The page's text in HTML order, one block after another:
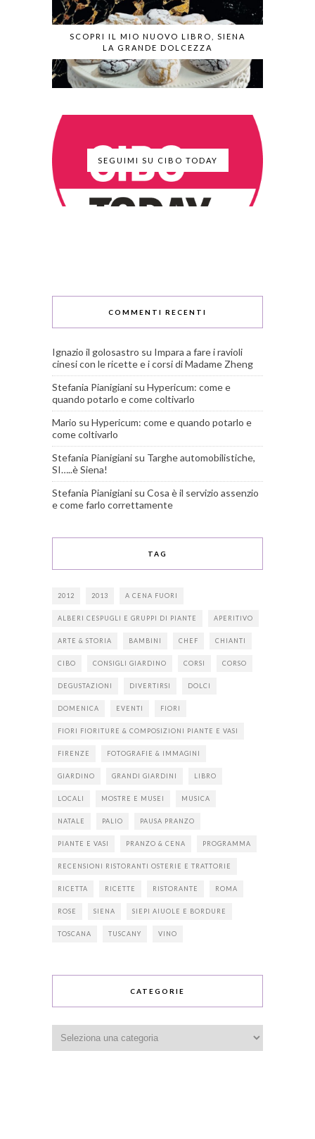
SCOPRI IL MIO NUOVO LIBRO, SIENA
LA GRANDE DOLCEZZA
SEGUIMI SU CIBO TODAY
COMMENTI RECENTI
Ignazio il golosastro su Impara a fare i ravioli
cinesi con le ricette e i corsi di Madame Zheng
Stefania Pianigiani su Hypericum: come e
quando potarlo e come coltivarlo
Mario su Hypericum: come e quando potarlo e
come coltivarlo
Stefania Pianigiani su Targhe automobilistiche,
SI…..è Siena!
Stefania Pianigiani su Cosa è il servizio assenzio
e come farlo correttamente
TAG
2012 2013 A CENA FUORI
ALBERI CESPUGLI E GRUPPI DI PIANTE APERITIVO
ARTE & STORIA BAMBINI CHEF CHIANTI
CIBO CONSIGLI GIARDINO CORSI CORSO
DEGUSTAZIONI DIVERTIRSI DOLCI
DOMENICA EVENTI FIORI
FIORI FIORITURE & COMPOSIZIONI PIANTE E VASI
FIRENZE FOTOGRAFIE & IMMAGINI
GIARDINO GRANDI GIARDINI LIBRO
LOCALI MOSTRE E MUSEI MUSICA
NATALE PALIO PAUSA PRANZO
PIANTE E VASI PRANZO & CENA PROGRAMMA
RECENSIONI RISTORANTI OSTERIE E TRATTORIE
RICETTA RICETTE RISTORANTE ROMA
ROSE SIENA SIEPI AIUOLE E BORDURE
TOSCANA TUSCANY VINO
CATEGORIE